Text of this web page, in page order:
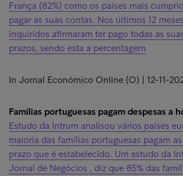
França (82%) como os países mais
pagar as suas contas. Nos últimos 12
inquiridos afirmaram ter pago todas as
prazos, sendo esta a percentagem
In Jornal Económico Online (O) | 12-11-
Famílias portuguesas pagam despesas a
Estudo da Intrum analisou vários países
maioria das famílias portuguesas pagam
prazo que é estabelecido. Um estudo da
Jornal de Negócios , diz que 85% das